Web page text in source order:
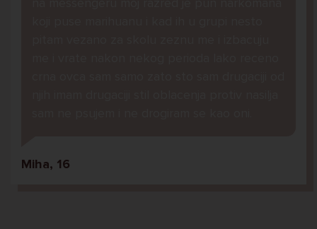
Miha, 16